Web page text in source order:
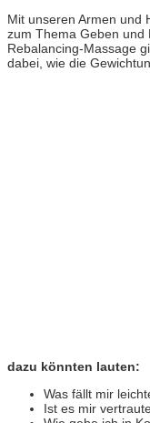
Mit unseren Armen und
zum Thema Geben und
Rebalancing-Massage
dabei, wie die
dazu könnten lauten:
Was fällt mir
Ist es mir